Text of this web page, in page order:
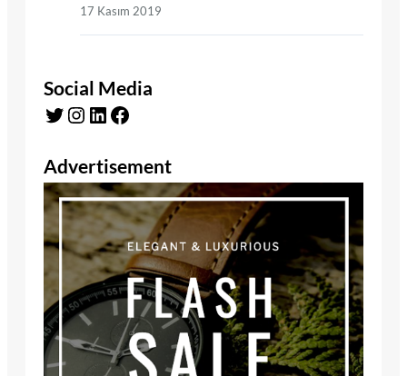
17 Kasım 2019
Social Media
Twitter Instagram LinkedIn Facebook
Advertisement